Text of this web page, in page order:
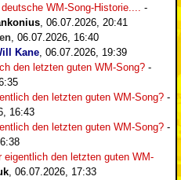
WM-Song-Historie.... -
, 06.07.2026, 20:41
, 06.07.2026, 16:40
Kane, 06.07.2026, 19:39
den letzten guten WM-Song? -
den letzten guten WM-Song? -
16:43
den letzten guten WM-Song? -
eigentlich den letzten guten WM-
, 06.07.2026, 17:33